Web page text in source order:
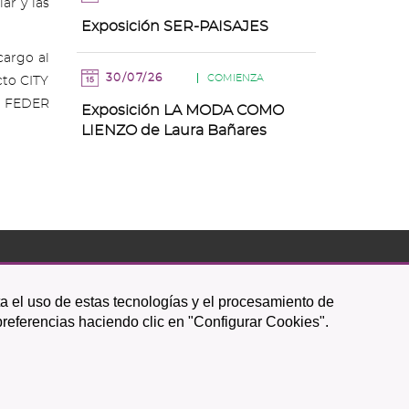
el uso de estas tecnologías y el procesamiento de
haciendo clic en "Configurar Cookies".
y las
al
CITY
Exposición SER-PAISAJES
30/07/26 COMIENZA
Exposición LA MODA COMO
LIENZO de Laura Bañares
circular
de
Icono
circular
de
Icono
circular
de